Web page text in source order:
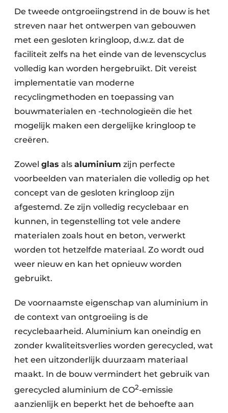
De tweede ontgroeiingstrend in de bouw is het
streven naar het ontwerpen van gebouwen
met een gesloten kringloop, d.w.z. dat de
faciliteit zelfs na het einde van de levenscyclus
volledig kan worden hergebruikt. Dit vereist
implementatie van moderne
recyclingmethoden en toepassing van
bouwmaterialen en -technologieën die het
mogelijk maken een dergelijke kringloop te
creëren.
Zowel glas als aluminium zijn perfecte
voorbeelden van materialen die volledig op het
concept van de gesloten kringloop zijn
afgestemd. Ze zijn volledig recyclebaar en
kunnen, in tegenstelling tot vele andere
materialen zoals hout en beton, verwerkt
worden tot hetzelfde materiaal. Zo wordt oud
weer nieuw en kan het opnieuw worden
gebruikt.
De voornaamste eigenschap van aluminium in
de context van ontgroeiing is de
recyclebaarheid. Aluminium kan oneindig en
zonder kwaliteitsverlies worden gerecycled, wat
het een uitzonderlijk duurzaam materiaal
maakt. In de bouw vermindert het gebruik van
gerecycled aluminium de CO2-emissie
aanzienlijk en beperkt het de behoefte aan